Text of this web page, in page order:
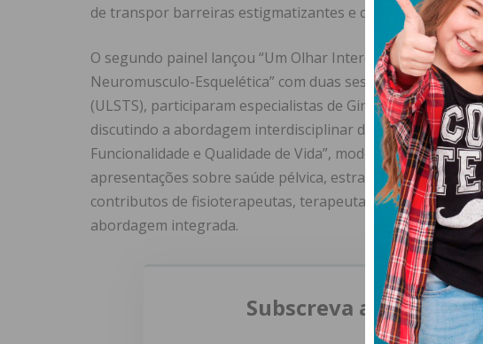
de transpor barreiras estigmatizantes e construir um
O segundo painel lançou “Um Olhar Interdisciplinar Sobre
Neuromusculo-Esquelética” com duas sessões. Na
(ULSTS), participaram especialistas de Ginecologia,
discutindo a abordagem interdisciplinar da sexualidade. A
Funcionalidade e Qualidade de Vida”, moderada pela
apresentações sobre saúde pélvica, estratégias de
contributos de fisioterapeutas, terapeutas da fala e
abordagem integrada.
Subscreva a